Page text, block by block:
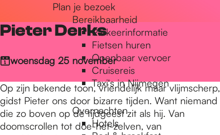
Plan je bezoek
Bereikbaarheid
Parkeerinformatie
Fietsen huren
Openbaar vervoer
Cruisereis
Taxi's in Nijmegen
Overnachten
Hotels
Pieter Derks
woensdag 25 november
Op zijn bekende toon, vriendelijk maar vlijmscherp,
gidst Pieter ons door bizarre tijden. Want niemand
die zo boven op de tijdgeest zit als hij. Van
doomscrollen tot doe-het-zelven, van